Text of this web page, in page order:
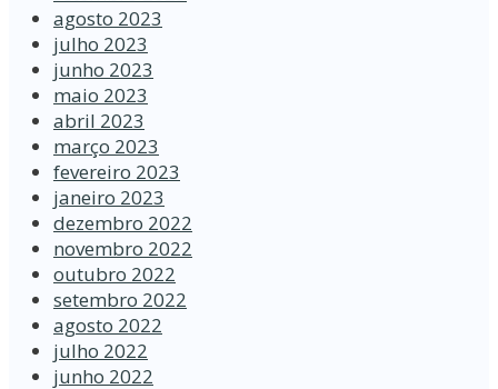
agosto 2023
julho 2023
junho 2023
maio 2023
abril 2023
março 2023
fevereiro 2023
janeiro 2023
dezembro 2022
novembro 2022
outubro 2022
setembro 2022
agosto 2022
julho 2022
junho 2022